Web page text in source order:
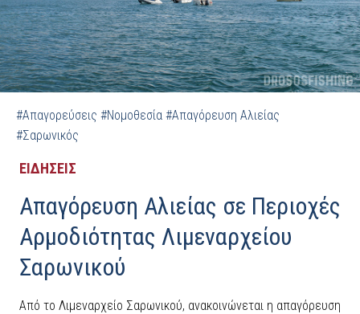
#Απαγορεύσεις #Νομοθεσία #Απαγόρευση Αλιείας
#Σαρωνικός
ΕΙΔΗΣΕΙΣ
Απαγόρευση Αλιείας σε Περιοχές
Αρμοδιότητας Λιμεναρχείου
Σαρωνικού
Από το Λιμεναρχείο Σαρωνικού, ανακοινώνεται η απαγόρευση